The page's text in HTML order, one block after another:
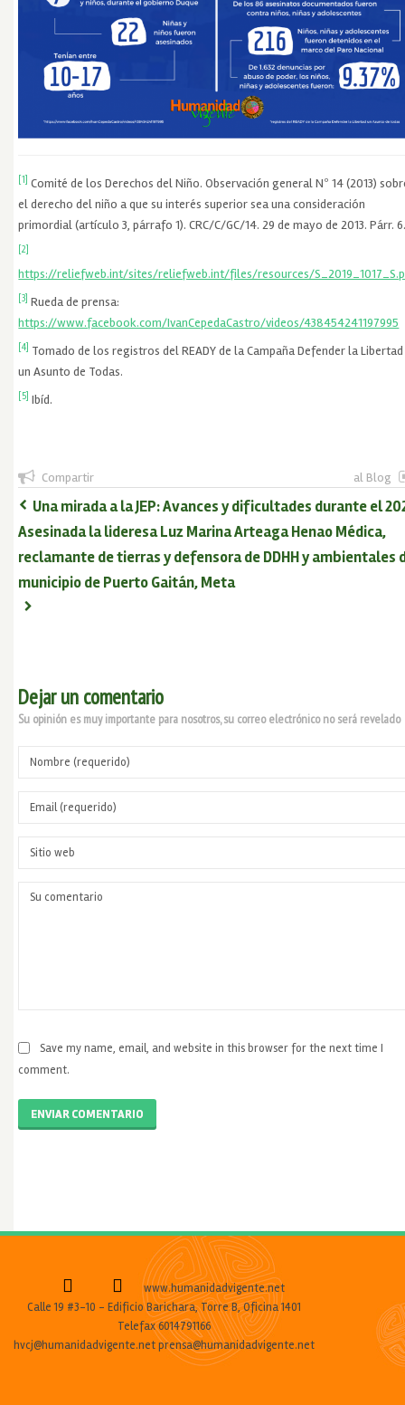
[1] Comité de los Derechos del Niño. Observación general Nº 14 (2013)
el derecho del niño a que su interés superior sea una consideración
primordial (artículo 3, párrafo 1). CRC/C/GC/14. 29 de mayo de 2013. Párr.
[2]
https://reliefweb.int/sites/reliefweb.int/files/resources/
[3] Rueda de prensa:
https://www.facebook.com/IvanCepedaCastro/videos/438454241197995
[4] Tomado de los registros del READY de la Campaña Defender la Libertad
un Asunto de Todas.
[5] Ibíd.
Compartir al Blog
Una mirada a la JEP: Avances y dificultades durante el
Asesinada la lideresa Luz Marina Arteaga Henao Médica,
reclamante de tierras y defensora de DDHH y ambientales
municipio de Puerto Gaitán, Meta
Dejar un comentario
Su opinión es muy importante para nosotros, su correo electrónico no será revelado
Save my name, email, and website in this browser for the next time I
comment.
ENVIAR COMENTARIO
www.humanidadvigente.net
Calle 19 #3-10 - Edificio Barichara, Torre B, Oficina 1401
Telefax 6014791166
hvcj@humanidadvigente.net prensa@humanidadvigente.net